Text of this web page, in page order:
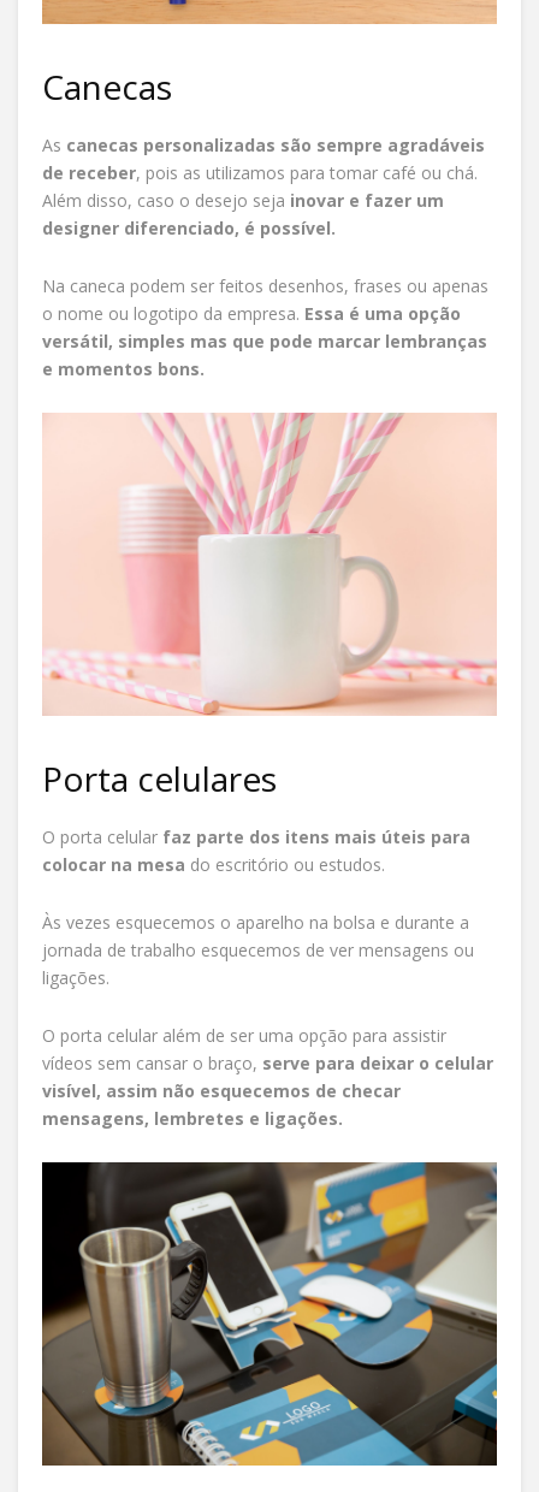
Canecas
As canecas personalizadas são sempre agradáveis
de receber, pois as utilizamos para tomar café ou chá.
Além disso, caso o desejo seja inovar e fazer um
designer diferenciado, é possível.
Na caneca podem ser feitos desenhos, frases ou apenas
o nome ou logotipo da empresa. Essa é uma opção
versátil, simples mas que pode marcar lembranças
e momentos bons.
Porta celulares
O porta celular faz parte dos itens mais úteis para
colocar na mesa do escritório ou estudos.
Às vezes esquecemos o aparelho na bolsa e durante a
jornada de trabalho esquecemos de ver mensagens ou
ligações.
O porta celular além de ser uma opção para assistir
vídeos sem cansar o braço, serve para deixar o celular
visível, assim não esquecemos de checar
mensagens, lembretes e ligações.